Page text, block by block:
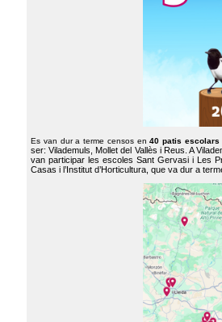
Es van dur a terme censos en40 patis escolars
ser: Vilademuls, Mollet del Vallès i Reus. A
van participar les escoles Sant Gervasi i Les
Casas i l’Institut d’Horticultura, que va dur a